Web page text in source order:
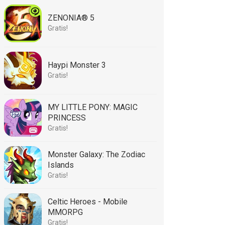
ZENONIA® 5
Gratis!
Haypi Monster 3
Gratis!
MY LITTLE PONY: MAGIC
PRINCESS
Gratis!
Monster Galaxy: The Zodiac
Islands
Gratis!
Celtic Heroes - Mobile
MMORPG
Gratis!